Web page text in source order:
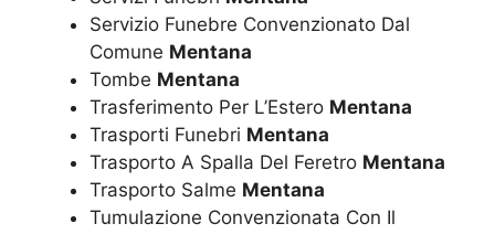
Servizio Funebre Convenzionato Dal
Comune Mentana
Tombe Mentana
Trasferimento Per L’Estero Mentana
Trasporti Funebri Mentana
Trasporto A Spalla Del Feretro Mentana
Trasporto Salme Mentana
Tumulazione Convenzionata Con Il